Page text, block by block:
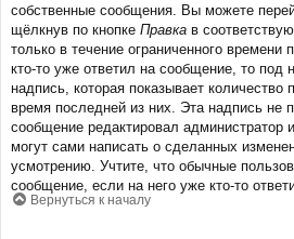
собственные сообщения. Вы можете
щёлкнув по кнопке Правка в
только в течение ограниченного времени
кто-то уже ответил на сообщение, то под
надпись, которая показывает количество
время последней из них. Эта надпись не
сообщение редактировал администратор
могут сами написать о сделанных
усмотрению. Учтите, что обычные
сообщение, если на него уже кто-то
Вернуться к началу